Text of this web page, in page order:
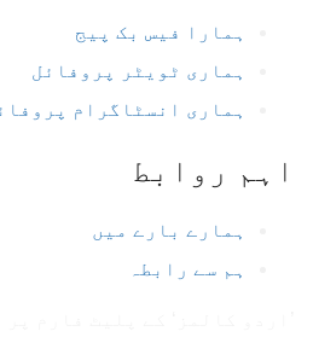
ہمارا فیس بک پیج
ہماری ٹویٹر پروفائل
ہماری انسٹاگرام پروفائل
اہم روابط
ہمارے بارے میں
ہم سے رابطہ